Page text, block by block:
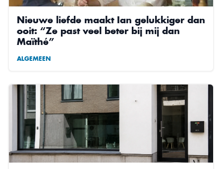
Nieuwe liefde maakt Ian gelukkiger dan
ooit: “Ze past veel beter bij mij dan
Maïthé”
ALGEMEEN